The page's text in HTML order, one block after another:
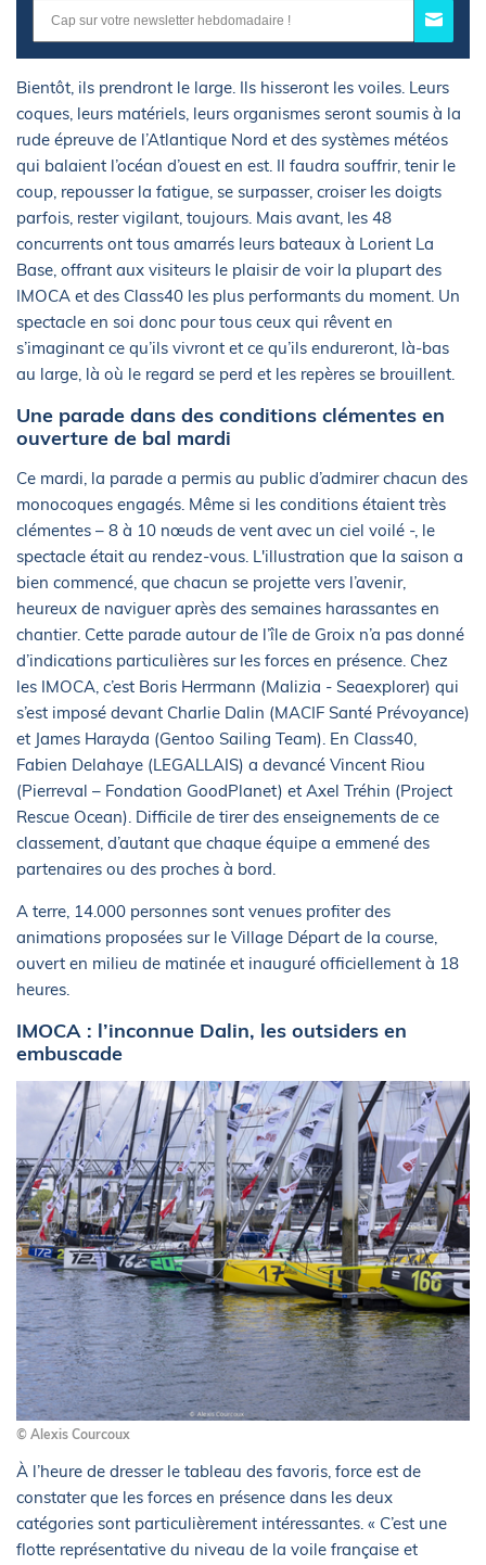
Bientôt, ils prendront le large. Ils hisseront les voiles. Leurs
coques, leurs matériels, leurs organismes seront soumis à la
rude épreuve de l’Atlantique Nord et des systèmes météos
qui balaient l’océan d’ouest en est. Il faudra souffrir, tenir le
coup, repousser la fatigue, se surpasser, croiser les doigts
parfois, rester vigilant, toujours. Mais avant, les 48
concurrents ont tous amarrés leurs bateaux à Lorient La
Base, offrant aux visiteurs le plaisir de voir la plupart des
IMOCA et des Class40 les plus performants du moment. Un
spectacle en soi donc pour tous ceux qui rêvent en
s’imaginant ce qu’ils vivront et ce qu’ils endureront, là-bas
au large, là où le regard se perd et les repères se brouillent.
Une parade dans des conditions clémentes en
ouverture de bal mardi
Ce mardi, la parade a permis au public d’admirer chacun des
monocoques engagés. Même si les conditions étaient très
clémentes – 8 à 10 nœuds de vent avec un ciel voilé -, le
spectacle était au rendez-vous. L'illustration que la saison a
bien commencé, que chacun se projette vers l’avenir,
heureux de naviguer après des semaines harassantes en
chantier. Cette parade autour de l’île de Groix n’a pas donné
d’indications particulières sur les forces en présence. Chez
les IMOCA, c’est Boris Herrmann (Malizia - Seaexplorer) qui
s’est imposé devant Charlie Dalin (MACIF Santé Prévoyance)
et James Harayda (Gentoo Sailing Team). En Class40,
Fabien Delahaye (LEGALLAIS) a devancé Vincent Riou
(Pierreval – Fondation GoodPlanet) et Axel Tréhin (Project
Rescue Ocean). Difficile de tirer des enseignements de ce
classement, d’autant que chaque équipe a emmené des
partenaires ou des proches à bord.
A terre, 14.000 personnes sont venues profiter des
animations proposées sur le Village Départ de la course,
ouvert en milieu de matinée et inauguré officiellement à 18
heures.
IMOCA : l’inconnue Dalin, les outsiders en
embuscade
© Alexis Courcoux
À l’heure de dresser le tableau des favoris, force est de
constater que les forces en présence dans les deux
catégories sont particulièrement intéressantes. « C’est une
flotte représentative du niveau de la voile française et